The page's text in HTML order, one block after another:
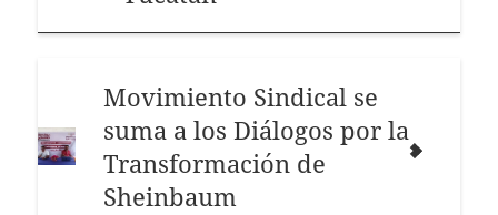
Movimiento Sindical se
suma a los Diálogos por la
Transformación de
Sheinbaum